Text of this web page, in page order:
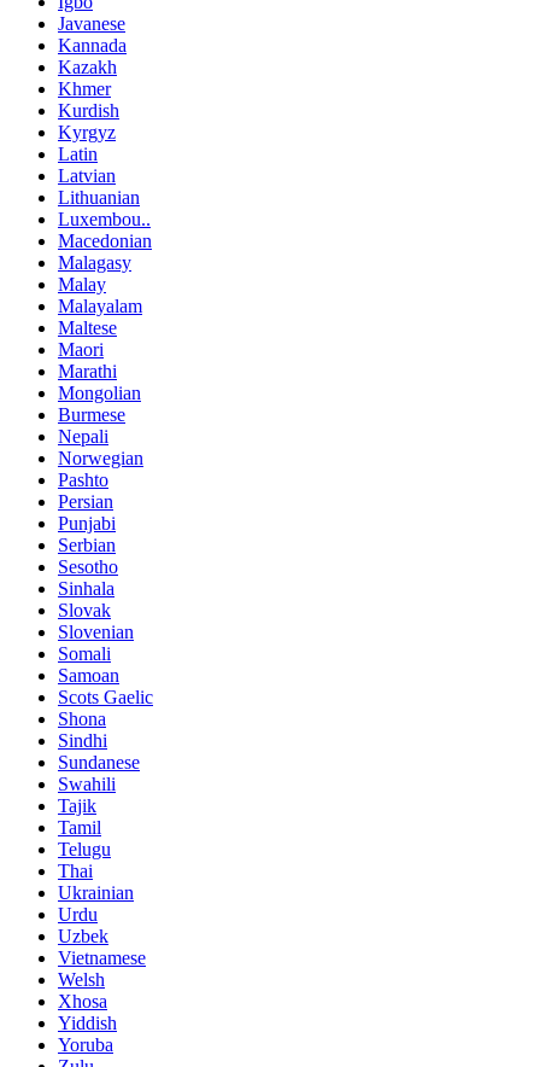
Javanese
Kannada
Kazakh
Khmer
Kurdish
Kyrgyz
Latin
Latvian
Lithuanian
Luxembou..
Macedonian
Malagasy
Malay
Malayalam
Maltese
Maori
Marathi
Mongolian
Burmese
Nepali
Norwegian
Pashto
Persian
Punjabi
Serbian
Sesotho
Sinhala
Slovak
Slovenian
Somali
Samoan
Scots Gaelic
Shona
Sindhi
Sundanese
Swahili
Tajik
Tamil
Telugu
Thai
Ukrainian
Urdu
Uzbek
Vietnamese
Welsh
Xhosa
Yiddish
Yoruba